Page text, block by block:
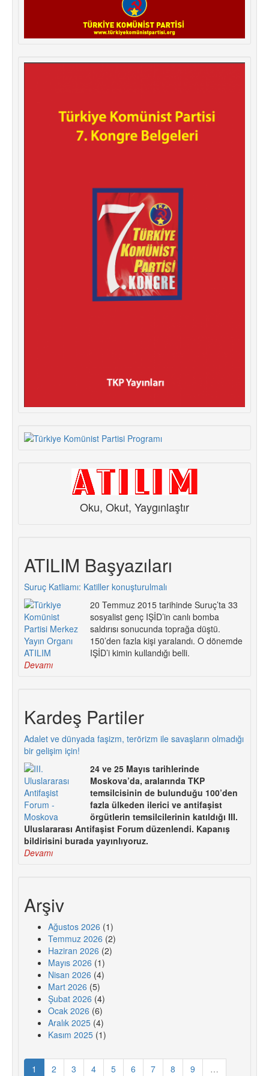
Oku, Okut, Yaygınlaştır
ATILIM Başyazıları
Suruç Katliamı: Katiller konuşturulmalı
20 Temmuz 2015 tarihinde Suruç’ta 33
sosyalist genç IŞİD’in canlı bomba
saldırısı sonucunda toprağa düştü.
150’den fazla kişi yaralandı. O dönemde
IŞİD’i kimin kullandığı belli.
Devamı
Kardeş Partiler
Adalet ve dünyada faşizm, terörizm ile savaşların olmadığı
bir gelişim için!
24 ve 25 Mayıs tarihlerinde
Moskova’da, aralarında TKP
temsilcisinin de bulunduğu 100’den
fazla ülkeden ilerici ve antifaşist
örgütlerin temsilcilerinin katıldığı III.
Uluslararası Antifaşist Forum düzenlendi. Kapanış
bildirisini burada yayınlıyoruz.
Devamı
Arşiv
Ağustos 2026 (1)
Temmuz 2026 (2)
Haziran 2026 (2)
Mayıs 2026 (1)
Nisan 2026 (4)
Mart 2026 (5)
Şubat 2026 (4)
Ocak 2026 (6)
Aralık 2025 (4)
Kasım 2025 (1)
1 2 3 4 5 6 7 8 9 …